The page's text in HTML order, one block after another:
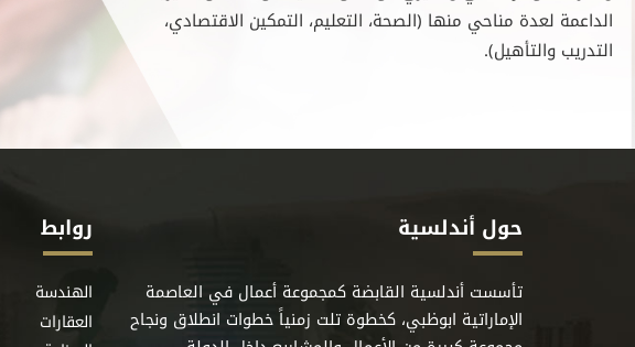
الداعمة لعدة مناحي منها (الصحة، التعليم، التمكين الاقتصادي،
التدريب والتأهيل).
روابط
الهندسة
العقارات
حول أندلسية
تأسست أندلسية القابضة كمجموعة أعمال في العاصمة
الإماراتية ابوظبي، كخطوة تلت زمنياً خطوات انطلاق ونجاح